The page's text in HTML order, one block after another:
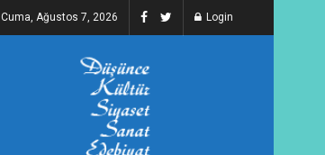
Cuma, Ağustos 7, 2026 Login